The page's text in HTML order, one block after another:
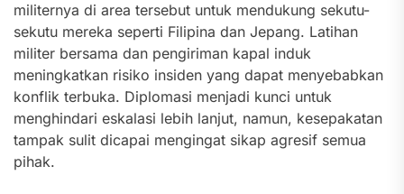
militernya di area tersebut untuk mendukung sekutu-
sekutu mereka seperti Filipina dan Jepang. Latihan
militer bersama dan pengiriman kapal induk
meningkatkan risiko insiden yang dapat menyebabkan
konflik terbuka. Diplomasi menjadi kunci untuk
menghindari eskalasi lebih lanjut, namun, kesepakatan
tampak sulit dicapai mengingat sikap agresif semua
pihak.